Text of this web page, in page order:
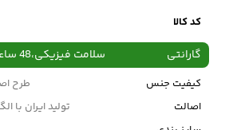
کد کالا
گارانتی سلامت فیزیکی،48 ساعت ضمانت بازگشت
کیفیت جنس
طرح
اصالت
تولید ایران با